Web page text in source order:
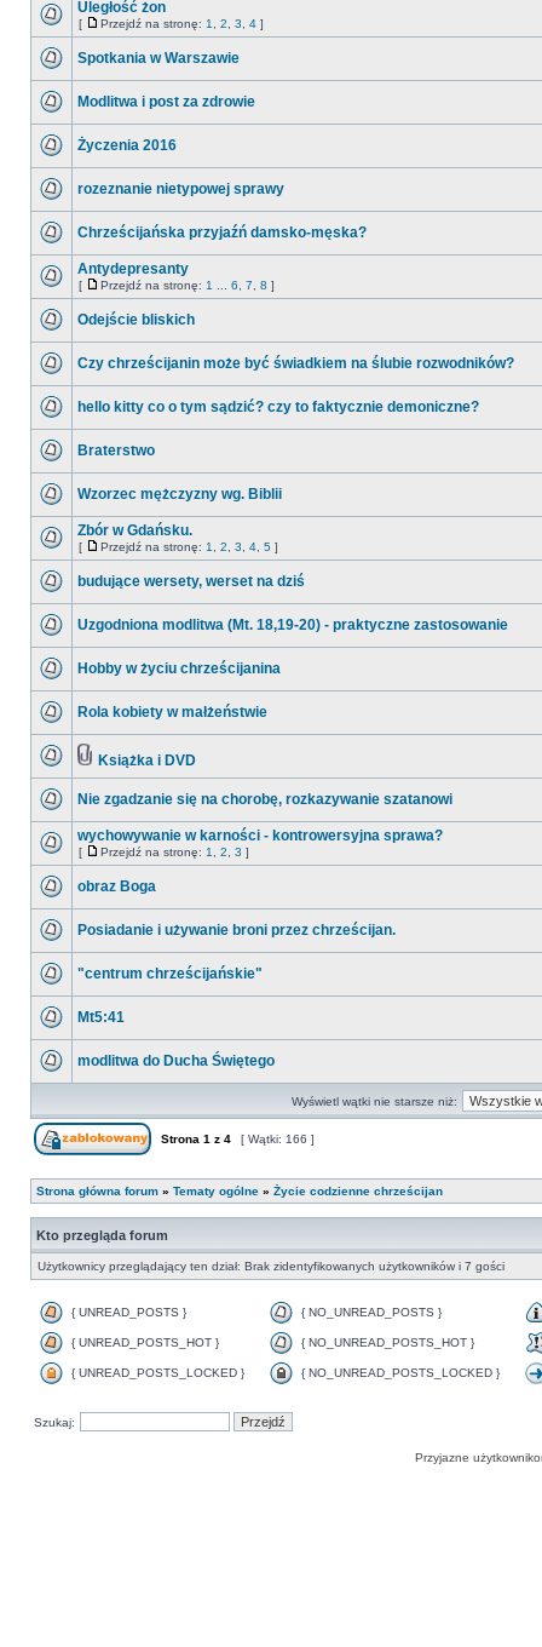
Uległość żon
[ Przejdź na stronę: 1 2 3 4 ]
Spotkania w Warszawie
Modlitwa i post za zdrowie
Życzenia 2016
rozeznanie nietypowej sprawy
Chrześcijańska przyjaźń damsko-męska?
Antydepresanty
[ Przejdź na stronę: 1 6 7 8 ]
Odejście bliskich
Czy chrześcijanin może być świadkiem na ślubie rozwodników?
hello kitty co o tym sądzić? czy to faktycznie demoniczne?
Braterstwo
Wzorzec mężczyzny wg. Biblii
Zbór w Gdańsku.
[ Przejdź na stronę: 1 2 3 4 5 ]
budujące wersety, werset na dziś
Uzgodniona modlitwa (Mt. 18,19-20) - praktyczne zastosowanie
Hobby w życiu chrześcijanina
Rola kobiety w małżeństwie
Książka i DVD
Nie zgadzanie się na chorobę, rozkazywanie szatanowi
wychowywanie w karności - kontrowersyjna sprawa?
[ Przejdź na stronę: 1 2 3 ]
obraz Boga
Posiadanie i używanie broni przez chrześcijan.
"centrum chrześcijańskie"
Mt5:41
modlitwa do Ducha Świętego
Wyświetl wątki nie starsze niż:
Strona 1 z 4 [ Wątki: 166 ]
Strona główna forum » Tematy ogólne » Życie codzienne chrześcijan
Kto przegląda forum
Użytkownicy przeglądający ten dział: Brak zidentyfikowanych użytkowników i 7 gości
{ UNREAD_POSTS } { NO_UNREAD_POSTS }
{ UNREAD_POSTS_HOT } { NO_UNREAD_POSTS_HOT }
{ UNREAD_POSTS_LOCKED } { NO_UNREAD_POSTS_LOCKED }
Szukaj:
Przyjazne